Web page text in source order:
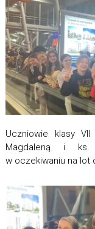
Uczniowie klasy
Magdaleną i ks.
w oczekiwaniu na lot